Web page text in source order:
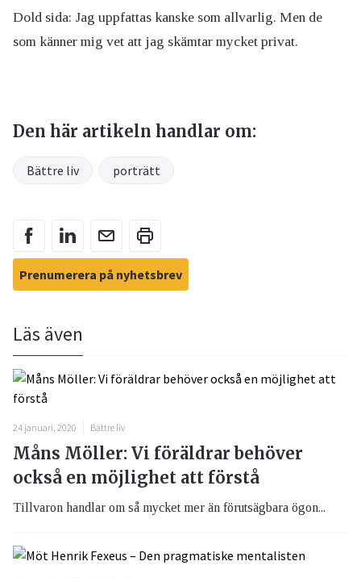
Dold sida: Jag uppfattas kanske som allvarlig. Men de
som känner mig vet att jag skämtar mycket privat.
Den här artikeln handlar om:
Bättre liv porträtt
Prenumerera på nyhetsbrev
Läs även
24 januari, 2020 Bättre liv
Måns Möller: Vi föräldrar behöver
också en möjlighet att förstå
Tillvaron handlar om så mycket mer än förutsägbara ögon...